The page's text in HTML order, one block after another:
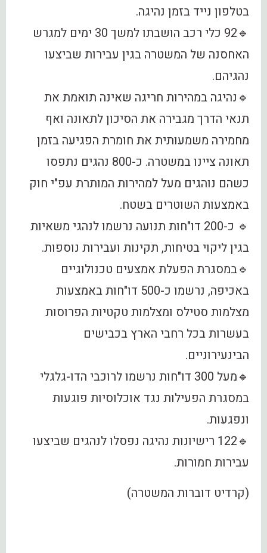
בטלפון נייד בזמן נהיגה.
🔹92 כלי רכב הושבתו למשך 30 ימים למגרש
האחסנה של המשטרה בגין עבירות שביצעו
נהגיהם.
🔹נהיגה במהירות חריגה שאינה תואמת את
תנאי הדרך מגבירה את הסיכון לתאונה ואף
מחמירה משמעותית את חומרת הפגיעה בזמן
תאונה ציינו במשטרה. כ-800 נהגים נתפסו
כשהם נוהגים מעל למהירות המותרת עפ"י חוק
באמצעות השוטרים בשטח.
🔹 כ-200 דו"חות תנועה נרשמו לנהגי משאיות
בגין ליקוי בטיחות, תקינות ועבירות נוספות.
🔹במסגרת הפעלת אמצעים טכנולוגיים
באכיפה, נרשמו כ-500 דו"חות באמצעות
מצלמות סטילס ומצלמות טקטיות הפרוסות
בעשרות בכל רחבי הארץ בכבישים
הבינעירוניים.
🔹מעל 300 דו"חות נרשמו לרוכבי הדו-גלגלי
במסגרת הפעילות נגד אוכלוסיות פוגעות
ונפגעות.
🔹122 רישיונות נהיגה נפסלו לנהגים שביצעו
עבירות חמורות.
(קרדיט דוברות המשטרה)